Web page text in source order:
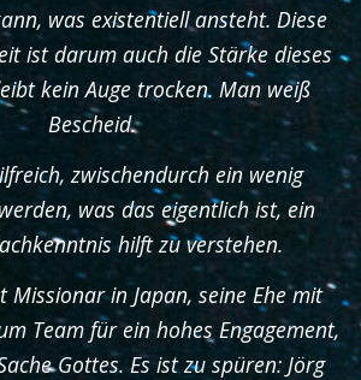
was existentiell ansteht. Diese
ist darum auch die Stärke dieses
kein Auge trocken. Man weiß
Bescheid.
zwischendurch ein wenig
was das eigentlich ist, ein
hilft zu verstehen.
Missionar in Japan, seine Ehe mit
Team für ein hohes Engagement,
Gottes. Es ist zu spüren: Jörg